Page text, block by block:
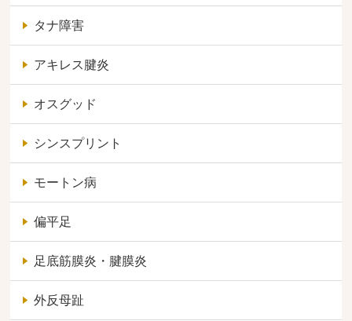
タナ障害
アキレス腱炎
オスグッド
シンスプリント
モートン病
偏平足
足底筋膜炎・腱膜炎
外反母趾